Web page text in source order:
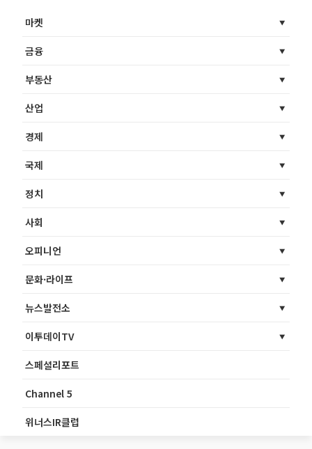
마켓
금융
부동산
산업
경제
국제
정치
사회
오피니언
문화·라이프
뉴스발전소
이투데이TV
스페셜리포트
Channel 5
위너스IR클럽